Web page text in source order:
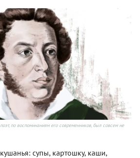
по воспоминаниям его современников, был совсем не
супы, картошку, каши,